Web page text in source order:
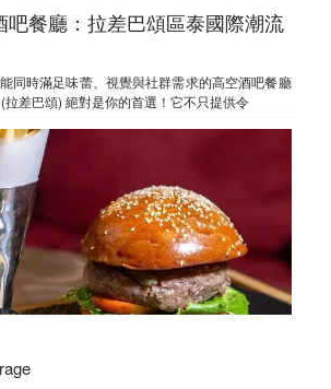
吧餐廳：拉差巴頌區泰國際潮流
同時滿足味蕾、視覺與社群需求的高空酒吧餐廳
差巴頌) 絕對是你的首選！它不只提供令